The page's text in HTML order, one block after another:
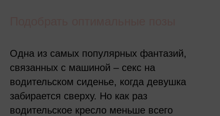
Одна из самых популярных фантазий,
связанных с машиной – секс на
водительском сиденье, когда девушка
забирается сверху. Но как раз
водительское кресло меньше всего